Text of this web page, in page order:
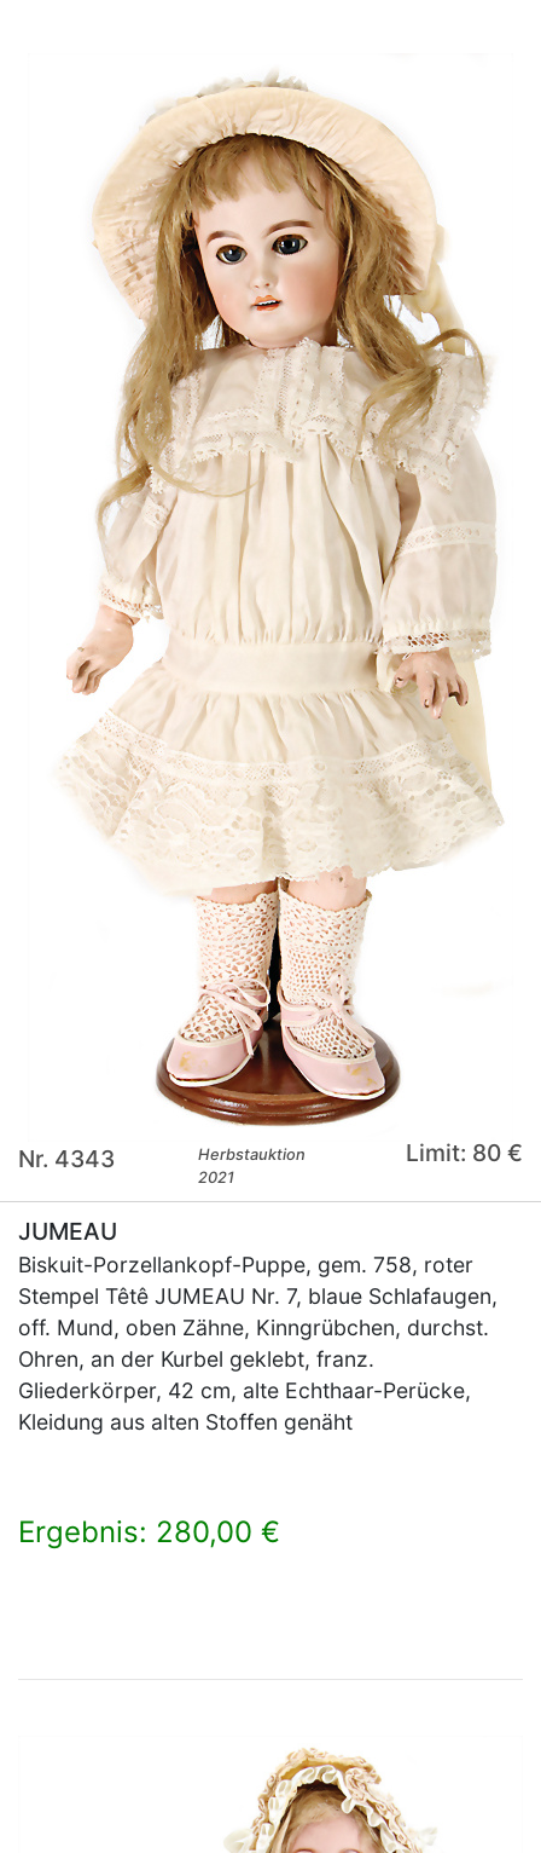
Nr. 4343
Herbstauktion
2021
Limit: 80 €
JUMEAU
Biskuit-Porzellankopf-Puppe, gem. 758, roter
Stempel Têtê JUMEAU Nr. 7, blaue Schlafaugen,
off. Mund, oben Zähne, Kinngrübchen, durchst.
Ohren, an der Kurbel geklebt, franz.
Gliederkörper, 42 cm, alte Echthaar-Perücke,
Kleidung aus alten Stoffen genäht
Ergebnis: 280,00 €